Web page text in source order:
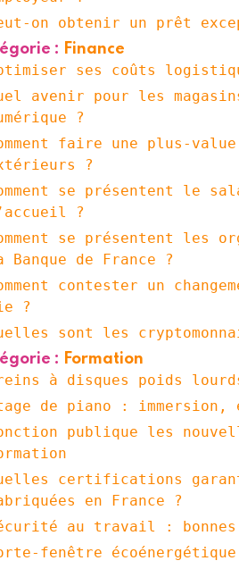
on obtenir un prêt
: Finance
ses coûts
avenir pour les
?
faire une plus-
?
se présentent le
?
se présentent les
Banque de France ?
contester un
?
sont les
: Formation
à disques poids
de piano :
publique les
certifications
en France ?
au travail : bonnes
fenêtre